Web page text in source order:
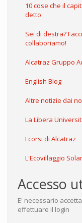
10 cose che il
detto
Sei di destra?
collaboriamo!
Alcatraz Gruppo
English Blog
Altre notizie dai
La Libera
I corsi di Alcatraz
L'Ecovillaggio
Accesso
E' necessario
effettuare il login